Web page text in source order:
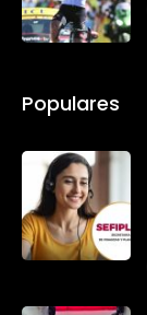
Populares